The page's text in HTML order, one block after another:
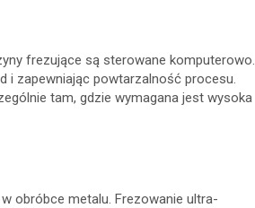
frezujące są sterowane komputerowo.
i zapewniając powtarzalność procesu.
tam, gdzie wymagana jest wysoka
obróbce metalu. Frezowanie ultra-